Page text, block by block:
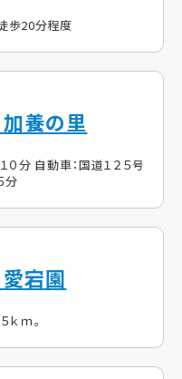
歩20分程度
養の里
分 自動車：国道１２５号
分
宕園
ｋｍ。